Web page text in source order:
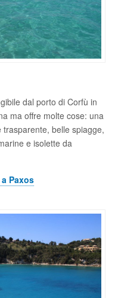
dal porto di Corfù in
ma offre molte cose: una
belle spiagge,
e isolette da
Paxos